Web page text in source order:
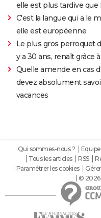
elle est plus tardive que
C'est la langue qui a le
elle est européenne
Le plus gros perroquet
y a 30 ans, renaît grâce
Quelle amende en cas
devez absolument
vacances
Qui sommes-nous ? Equipe
Tous les articles
RSS
Paramétrer les cookies
© 2026